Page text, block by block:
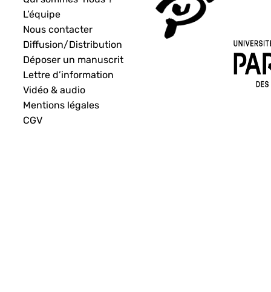
L’équipe
Nous contacter
Diffusion/Distribution
Déposer un manuscrit
Lettre d’information
Vidéo & audio
Mentions légales
CGV